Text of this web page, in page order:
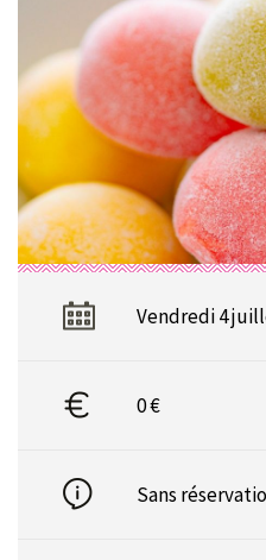
Vendredi 4
0 €
Sans